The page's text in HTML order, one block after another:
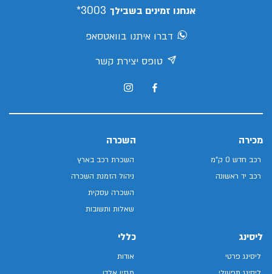
אנחנו זמינים בשבילך 3003*
דברו איתנו בוואטסאפ
טופס יצירת קשר
מכירה
רכב חדש 0 ק"מ
רכב יד ראשונה
השכרה
השכרת רכב בארץ
ניהול הזמנת השכרה
השכרה עסקית
שאלות ותשובות
ליסינג
ליסינג פרטי
כללי
אודות